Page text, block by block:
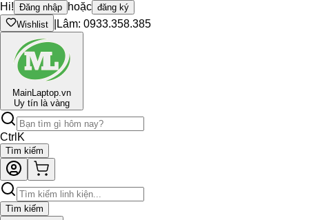
Hi! Đăng nhập hoặc đăng ký
Wishlist
Lâm: 0933.358.385
MainLaptop.vn
Uy tín là vàng
Ctrl K
Tìm kiếm
Tìm kiếm